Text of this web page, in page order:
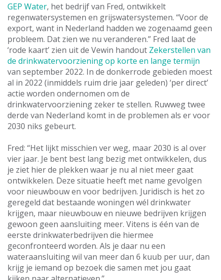
GEP Water, het bedrijf van Fred, ontwikkelt
regenwatersystemen en grijswatersystemen. “Voor de
export, want in Nederland hadden we zogenaamd geen
probleem. Dat zien we nu veranderen.” Fred laat de
‘rode kaart’ zien uit de Vewin handout Zekerstellen van
de drinkwatervoorziening op korte en lange termijn
van september 2022. In de donkerrode gebieden moest
al in 2022 (inmiddels ruim drie jaar geleden) ‘per direct’
actie worden ondernomen om de
drinkwatervoorziening zeker te stellen. Ruwweg twee
derde van Nederland komt in de problemen als er voor
2030 niks gebeurt.
Fred: “Het lijkt misschien ver weg, maar 2030 is al over
vier jaar. Je bent best lang bezig met ontwikkelen, dus
je ziet hier de plekken waar je nu al niet meer gaat
ontwikkelen. Deze situatie heeft met name gevolgen
voor nieuwbouw en voor bedrijven. Juridisch is het zo
geregeld dat bestaande woningen wél drinkwater
krijgen, maar nieuwbouw en nieuwe bedrijven krijgen
gewoon geen aansluiting meer. Vitens is één van de
eerste drinkwaterbedrijven die hiermee
geconfronteerd worden. Als je daar nu een
wateraansluiting wil van meer dan 6 kuub per uur, dan
krijg je iemand op bezoek die samen met jou gaat